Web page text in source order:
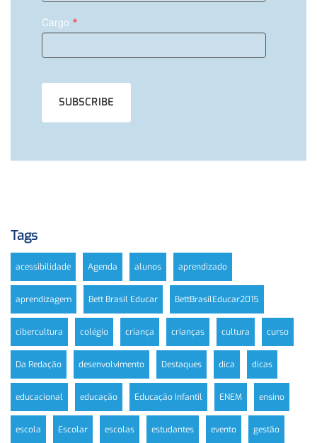
Cargo *
Tags
acessibilidade Agenda alunos aprendizado
aprendizagem Bett Brasil Educar BettBrasilEducar2015
cibercultura colégio criança crianças cultura curso
Da Redação desenvolvimento Destaques dica dicas
educacional educação Educação Infantil ENEM ensino
escola Escolar escolas estudantes evento gestão